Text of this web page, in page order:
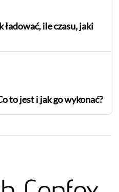
ile czasu, jaki
to jest i jak go wykonać?